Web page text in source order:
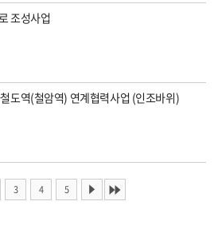
조성사업
도역(철암역) 연계협력사업 (인조바위)
3 4 5